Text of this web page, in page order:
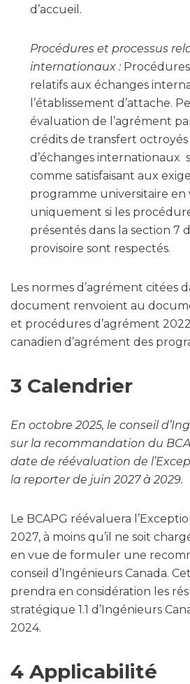
d’accueil.
Procédures et processus
internationaux :
relatifs aux échanges
l’établissement d’attache.
évaluation de l’agrément
crédits de transfert octroyés
d’échanges internationaux
comme satisfaisant aux
programme universitaire en
uniquement si les
présentés dans la section 7
provisoire sont respectés.
Les normes d’agrément citées
document renvoient au
et procédures d’agrément
canadien d’agrément des
3 Calendrier
En octobre 2025, le conseil
sur la recommandation du
date de réévaluation de
la reporter de juin 2027 à 2029.
Le BCAPG réévaluera
2027, à moins qu’il ne soit
en vue de formuler une
conseil d’Ingénieurs Canada.
prendra en considération les
stratégique 1.1 d’Ingénieurs
2024.
4 Applicabilité